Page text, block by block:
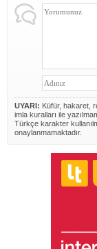
UYARI: Küfür, hakaret,
imla kuralları ile
Türkçe karakter
onaylanmamaktadır.